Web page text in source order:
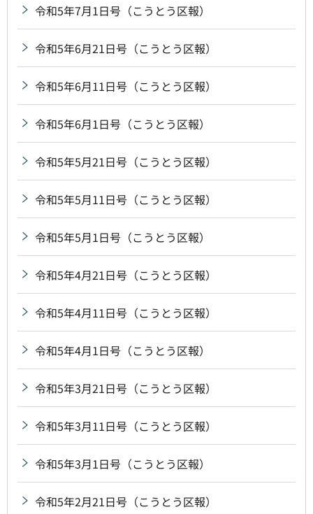
令和5年7月1日号（こうとう区報）
令和5年6月21日号（こうとう区報）
令和5年6月11日号（こうとう区報）
令和5年6月1日号（こうとう区報）
令和5年5月21日号（こうとう区報）
令和5年5月11日号（こうとう区報）
令和5年5月1日号（こうとう区報）
令和5年4月21日号（こうとう区報）
令和5年4月11日号（こうとう区報）
令和5年4月1日号（こうとう区報）
令和5年3月21日号（こうとう区報）
令和5年3月11日号（こうとう区報）
令和5年3月1日号（こうとう区報）
令和5年2月21日号（こうとう区報）